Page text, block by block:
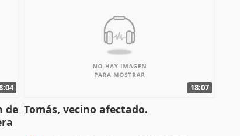
de
18:07
Tomás, vecino afectado.